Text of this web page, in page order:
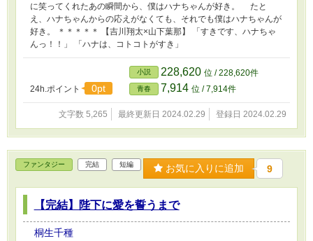
に笑ってくれたあの瞬間から、僕はハナちゃんが好き。 たと
え、ハナちゃんからの応えがなくても、それでも僕はハナちゃんが
好き。 ＊＊＊＊＊ 【吉川翔太×山下葉那】 「すきです、ハナちゃ
んっ！！」 「ハナは、コトコトがすき」
24h.ポイント 0pt
小説 228,620 位 / 228,620件
青春 7,914 位 / 7,914件
文字数 5,265 最終更新日 2024.02.29 登録日 2024.02.29
ファンタジー 完結 短編 お気に入りに追加 9
【完結】陛下に愛を誓うまで
桐生千種